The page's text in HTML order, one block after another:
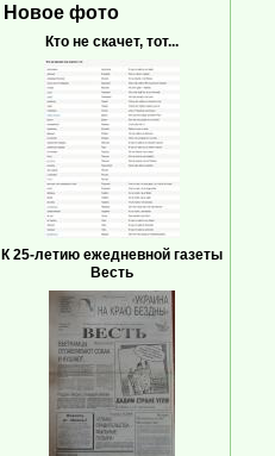
Новое фото
Кто не скачет, тот...
К 25-летию ежедневной газеты
Весть